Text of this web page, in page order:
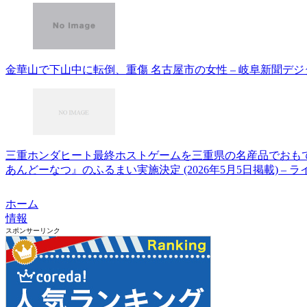
金華山で下山中に転倒、重傷 名古屋市の女性 – 岐阜新聞デジ
三重ホンダヒート最終ホストゲームを三重県の名産品でお
あんどーなつ』のふるまい実施決定 (2026年5月5日掲載) – ラ
ホーム
情報
スポンサーリンク